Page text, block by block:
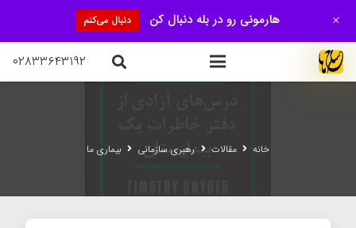
۰۲۸۳۳۶۴۳۱۹۲
خانه مقالات رهبری سازمانی بیماری ما
هارمونی رو در بله دنبال کن دنبال می‌کنم +